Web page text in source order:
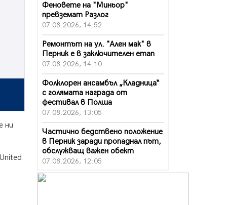
ни
Феновете на "Миньор"
превземат Разлог
07.08.2026, 14:52
Ремонтът на ул. "Ален мак" в
Перник е в заключителен етап
07.08.2026, 14:10
Фолклорен ансамбъл „Кладница“
с голямата награда от
фестивал в Полша
07.08.2026, 13:05
Частично бедствено положение
в Перник заради пропаднал път,
обслужващ важен обект
07.08.2026, 12:05
Да отговорим на жегите с филм